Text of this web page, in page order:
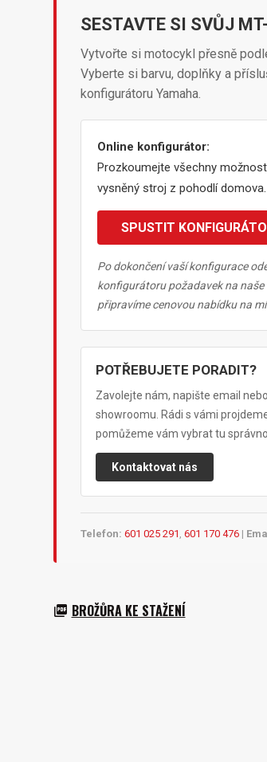
SESTAVTE SI SVŮJ
Vytvořte si motocykl přesně
Vyberte si barvu, doplňky a
konfigurátoru Yamaha.
Online konfigurátor:
Prozkoumejte všechny
vysněný stroj z pohodlí domova.
SPUSTIT
Po dokončení vaší konfigurace
konfigurátoru požadavek na naše
připravíme cenovou nabídku na
POTŘEBUJETE PORADIT?
Zavolejte nám, napište email
showroomu. Rádi s vámi
pomůžeme vám vybrat tu
Kontaktovat nás
Telefon: 601 025 291 601 170 476 |
BROŽŮRA KE STAŽENÍ